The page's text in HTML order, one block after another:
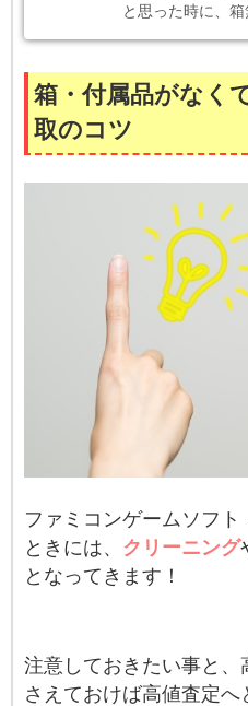
と思った時に、
箱・付属品がなく
取のコツ
ファミコンゲームソフ
ときには、 クリーニング
となってきます！
注意しておきたい事と
さえておけば高値査定へ